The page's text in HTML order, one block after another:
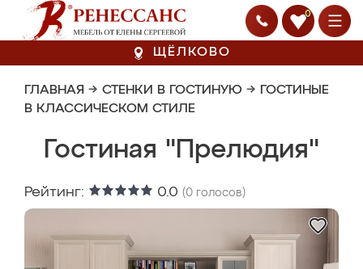
0
ЩЁЛКОВО
ГЛАВНАЯ → СТЕНКИ В ГОСТИНУЮ → ГОСТИНЫЕ
В КЛАССИЧЕСКОМ СТИЛЕ
Гостиная "Прелюдия"
Рейтинг: 0.0 (0 голосов)